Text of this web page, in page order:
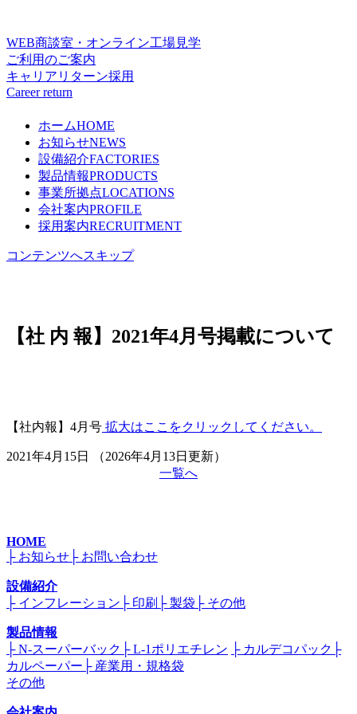
WEB商談室・オンライン工場見学
ご利用のご案内
キャリアリターン採用
Career return
ホームHOME
お知らせNEWS
設備紹介FACTORIES
製品情報PRODUCTS
事業所拠点LOCATIONS
会社案内PROFILE
採用案内RECRUITMENT
コンテンツへスキップ
【社 内 報】2021年4月号掲載について
【社内報】4月号 拡大はここをクリックしてください。
2021年4月15日
（2026年4月13日更新）
一覧へ
HOME
├ お知らせ ├ お問い合わせ
設備紹介
├ インフレーション ├ 印刷 ├ 製袋 ├ その他
製品情報
├ N-スーパーバック ├ L-1ポリエチレン ├ カルデコパック ├
カルペーパー ├ 産業用・規格袋
その他